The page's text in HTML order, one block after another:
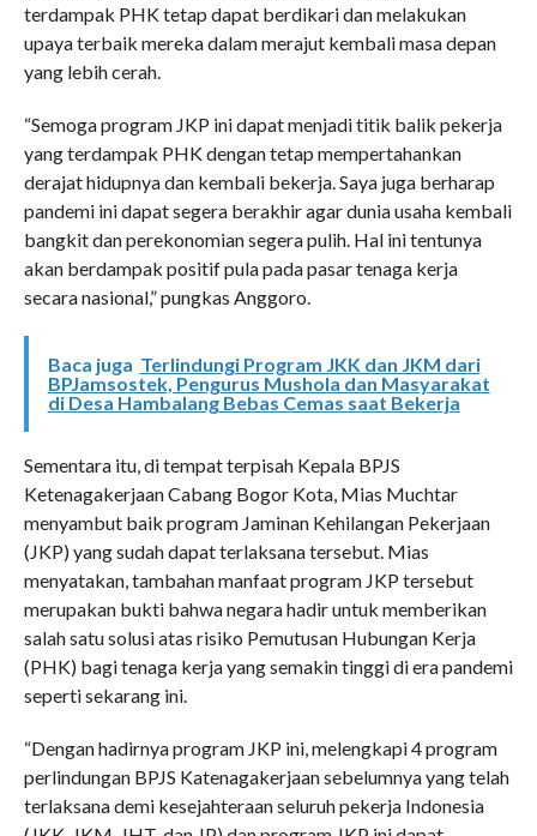
terdampak PHK tetap dapat berdikari dan melakukan
upaya terbaik mereka dalam merajut kembali masa depan
yang lebih cerah.
“Semoga program JKP ini dapat menjadi titik balik pekerja
yang terdampak PHK dengan tetap mempertahankan
derajat hidupnya dan kembali bekerja. Saya juga berharap
pandemi ini dapat segera berakhir agar dunia usaha kembali
bangkit dan perekonomian segera pulih. Hal ini tentunya
akan berdampak positif pula pada pasar tenaga kerja
secara nasional,” pungkas Anggoro.
Baca juga Terlindungi Program JKK dan JKM dari
BPJamsostek, Pengurus Mushola dan Masyarakat
di Desa Hambalang Bebas Cemas saat Bekerja
Sementara itu, di tempat terpisah Kepala BPJS
Ketenagakerjaan Cabang Bogor Kota, Mias Muchtar
menyambut baik program Jaminan Kehilangan Pekerjaan
(JKP) yang sudah dapat terlaksana tersebut. Mias
menyatakan, tambahan manfaat program JKP tersebut
merupakan bukti bahwa negara hadir untuk memberikan
salah satu solusi atas risiko Pemutusan Hubungan Kerja
(PHK) bagi tenaga kerja yang semakin tinggi di era pandemi
seperti sekarang ini.
“Dengan hadirnya program JKP ini, melengkapi 4 program
perlindungan BPJS Katenagakerjaan sebelumnya yang telah
terlaksana demi kesejahteraan seluruh pekerja Indonesia